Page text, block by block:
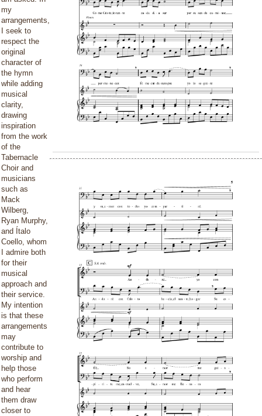
my
arrangements,
I seek to
respect the
original
character of
the hymn
while adding
musical
clarity,
drawing
inspiration
from the work
of the
Tabernacle
Choir and
musicians
such as
Mack
Wilberg,
Ryan Murphy,
and Ítalo
Coello, whom
I admire both
for their
musical
approach and
their service.
My intention
is that these
arrangements
may
contribute to
worship and
help those
who perform
and hear
them draw
closer to